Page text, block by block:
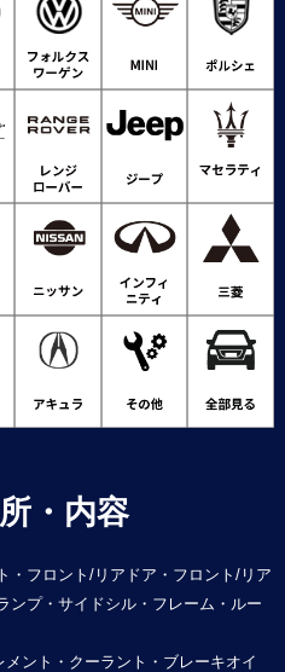
・内容
・フロント/リアドア・フロント/リア
ンプ・サイドシル・フレーム・ルー
ント・クーラント・ブレーキオイ